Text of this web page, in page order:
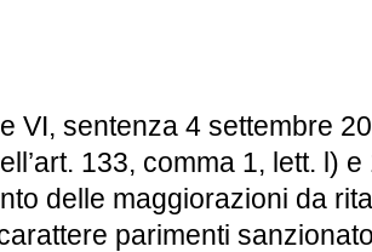
VI, sentenza 4 settembre
133, comma 1, lett. l)
delle maggiorazioni da
parimenti